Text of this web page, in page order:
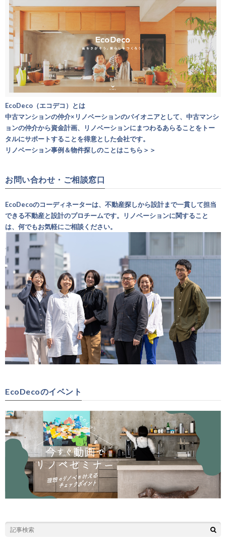
EcoDeco（エコデコ）とは
中古マンションの仲介×リノベーションのパイオニアとして、中古マンシ
ョンの仲介から資金計画、リノベーションにまつわるあらることをトー
タルにサポートすることを得意とした会社です。
リノベーション事例＆物件探しのことはこちら＞＞
お問い合わせ・ご相談窓口
EcoDecoのコーディネーターは、不動産探しから設計まで一貫して担当
できる不動産と設計のプロチームです。リノベーションに関すること
は、何でもお気軽にご相談ください。
EcoDecoのイベント